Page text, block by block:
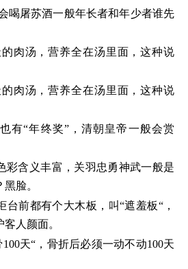
喝屠苏酒一般年长者和年少者谁先
肉汤，营养全在汤里面，这种说
肉汤，营养全在汤里面，这种说
有“年终奖”，清朝皇帝一般会赏
彩含义丰富，关羽忠勇神武一般是
脸。
台前都有个大木板，叫“遮羞板“，
人颜面。
天“，骨折后必须一动不动100天